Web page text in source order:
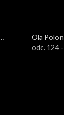
Ola
Brazylii i
odc. 124